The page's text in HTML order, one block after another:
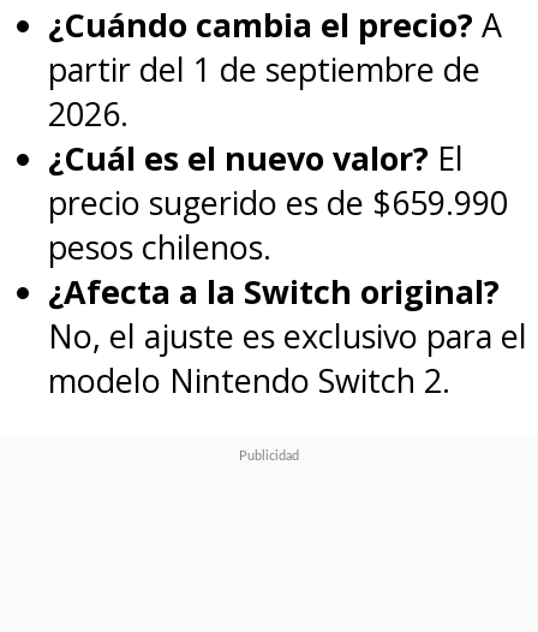
¿Cuándo cambia el precio? A
partir del 1 de septiembre de
2026.
¿Cuál es el nuevo valor? El
precio sugerido es de $659.990
pesos chilenos.
¿Afecta a la Switch original?
No, el ajuste es exclusivo para el
modelo Nintendo Switch 2.